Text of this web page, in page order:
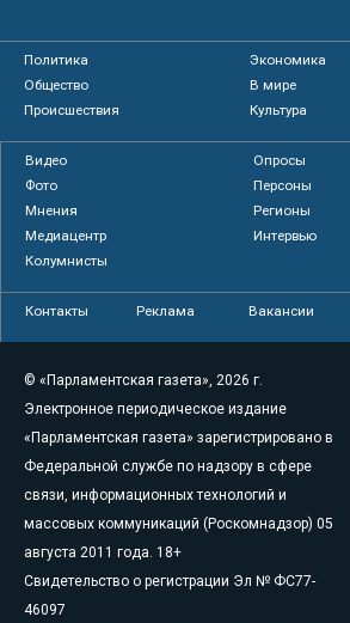
Политика
Экономика
Общество
В мире
Происшествия
Культура
Видео
Опросы
Фото
Персоны
Мнения
Регионы
Медиацентр
Интервью
Колумнисты
Контакты Реклама Вакансии
© «Парламентская газета», 2026 г.
Электронное периодическое издание
«Парламентская газета» зарегистрировано в
Федеральной службе по надзору в сфере
связи, информационных технологий и
массовых коммуникаций (Роскомнадзор) 05
августа 2011 года. 18+
Свидетельство о регистрации Эл № ФС77-
46097